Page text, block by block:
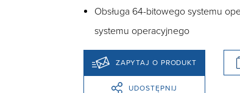
Obsługa 64-bitowego systemu
systemu operacyjnego
ZAPYTAJ O PRODUKT
UDOSTĘPNIJ